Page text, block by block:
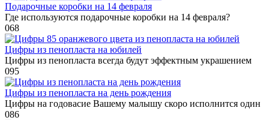
Подарочные коробки на 14 февраля
Где используются подарочные коробки на 14 февраля?
068
Цифры из пенопласта на юбилей
Цифры из пенопласта всегда будут эффектным украшением
095
Цифры из пенопласта на день рождения
Цифры на годовасие Вашему малышу скоро исполнится один
086